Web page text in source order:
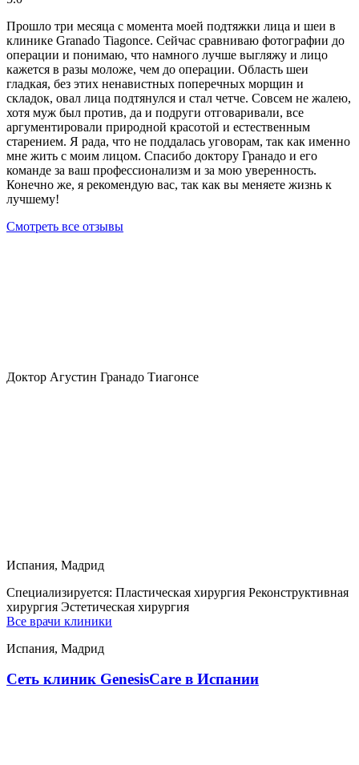
Прошло три месяца с момента моей подтяжки лица и шеи в
клинике Granado Tiagonce. Сейчас сравниваю фотографии до
операции и понимаю, что намного лучше выгляжу и лицо
кажется в разы моложе, чем до операции. Область шеи
гладкая, без этих ненавистных поперечных морщин и
складок, овал лица подтянулся и стал четче. Совсем не жалею,
хотя муж был против, да и подруги отговаривали, все
аргументировали природной красотой и естественным
старением. Я рада, что не поддалась уговорам, так как именно
мне жить с моим лицом. Спасибо доктору Гранадо и его
команде за ваш профессионализм и за мою уверенность.
Конечно же, я рекомендую вас, так как вы меняете жизнь к
лучшему!
Смотреть все отзывы
Доктор Агустин Гранадо Тиагонсе
Испания, Мадрид
Специализируется: Пластическая хирургия Реконструктивная
хирургия Эстетическая хирургия
Все врачи клиники
Испания, Мадрид
Сеть клиник GenesisСare в Испании